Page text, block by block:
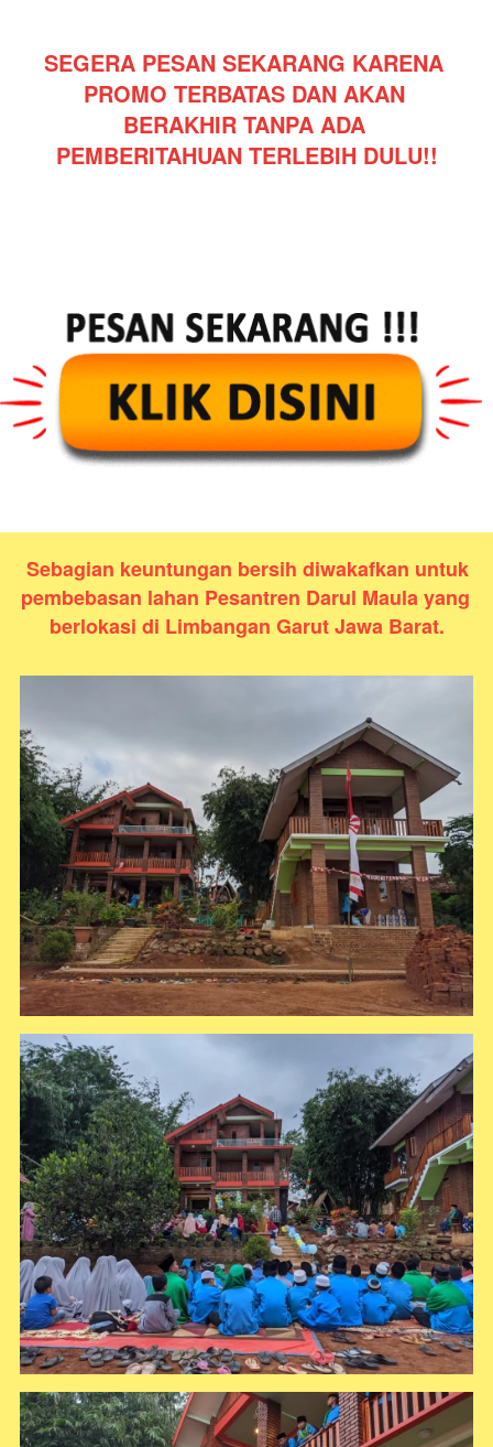
SEGERA PESAN SEKARANG KARENA
PROMO TERBATAS DAN AKAN
BERAKHIR TANPA ADA
PEMBERITAHUAN TERLEBIH DULU!!
Sebagian keuntungan bersih diwakafkan untuk
pembebasan lahan Pesantren Darul Maula yang
berlokasi di Limbangan Garut Jawa Barat.